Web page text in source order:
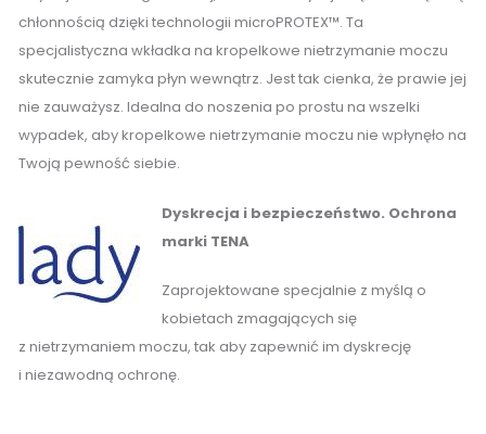
chłonnością dzięki technologii microPROTEX™. Ta
specjalistyczna wkładka na kropelkowe nietrzymanie moczu
skutecznie zamyka płyn wewnątrz. Jest tak cienka, że prawie jej
nie zauważysz. Idealna do noszenia po prostu na wszelki
wypadek, aby kropelkowe nietrzymanie moczu nie wpłynęło na
Twoją pewność siebie.
Dyskrecja i bezpieczeństwo. Ochrona
marki TENA
Zaprojektowane specjalnie z myślą o
kobietach zmagających się
z nietrzymaniem moczu, tak aby zapewnić im dyskrecję
i niezawodną ochronę.